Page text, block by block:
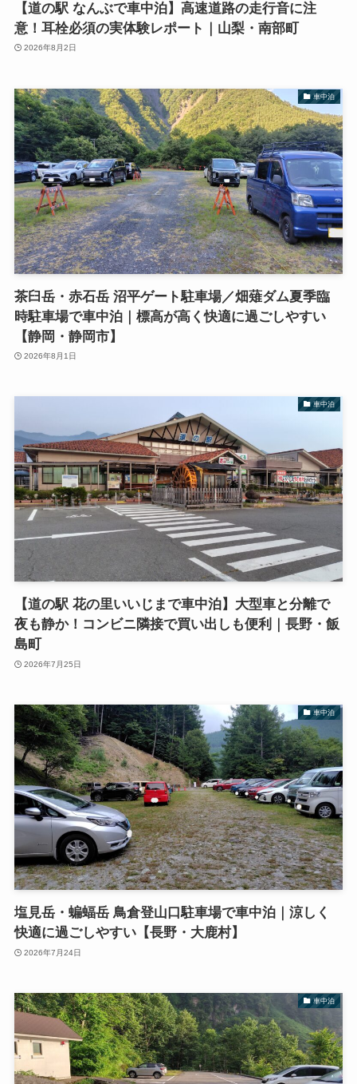
【道の駅 なんぶで車中泊】高速道路の走行音に注
意！耳栓必須の実体験レポート｜山梨・南部町
2026年8月2日
車中泊
茶臼岳・赤石岳 沼平ゲート駐車場／畑薙ダム夏季臨
時駐車場で車中泊｜標高が高く快適に過ごしやすい
【静岡・静岡市】
2026年8月1日
車中泊
【道の駅 花の里いいじまで車中泊】大型車と分離で
夜も静か！コンビニ隣接で買い出しも便利｜長野・飯
島町
2026年7月25日
車中泊
塩見岳・蝙蝠岳 鳥倉登山口駐車場で車中泊｜涼しく
快適に過ごしやすい【長野・大鹿村】
2026年7月24日
車中泊